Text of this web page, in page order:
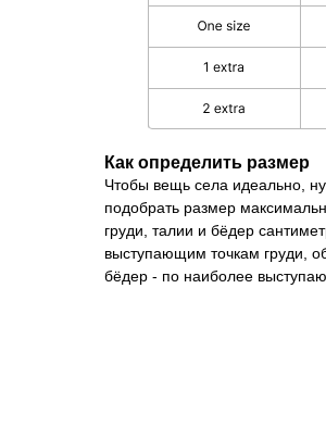
Как определить размер
Чтобы вещь села идеально,
подобрать размер
груди, талии и бёдер
выступающим точкам груди,
бёдер - по наиболее